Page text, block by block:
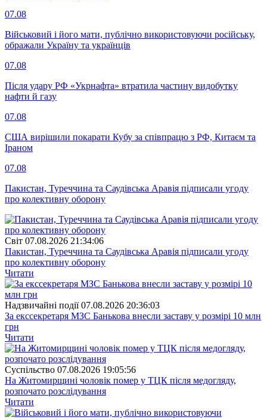
07.08
Військовий і його мати, публічно використовуючи російську,
ображали Україну та українців
07.08
Після удару РФ «Укрнафта» втратила частину видобутку
нафти й газу
07.08
США вирішили покарати Кубу за співпрацю з РФ, Китаєм та
Іраном
07.08
Пакистан, Туреччина та Саудівська Аравія підписали угоду
про колективну оборону
Свiт 07.08.2026 21:34:06
Пакистан, Туреччина та Саудівська Аравія підписали угоду
про колективну оборону
Читати
Надзвичайні події 07.08.2026 20:36:03
За екссекретаря МЗС Банькова внесли заставу у розмірі 10 млн
грн
Читати
Суспiльство 07.08.2026 19:05:56
На Житомирщині чоловік помер у ТЦК після медогляду,
розпочато розслідування
Читати